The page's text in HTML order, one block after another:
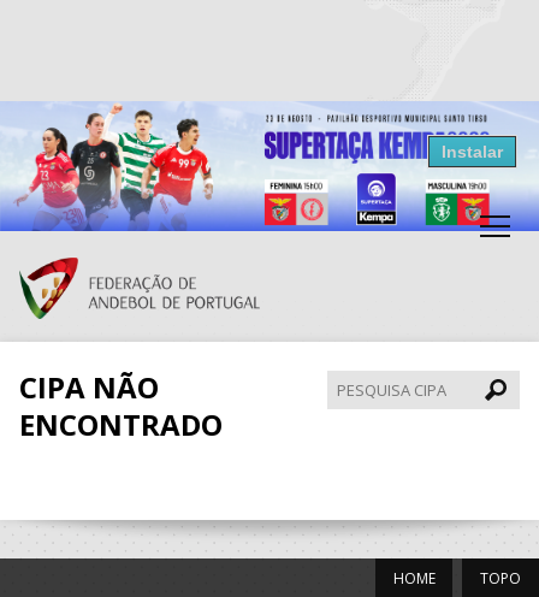
Resultados Andebol
Federação de Andebol de Portugal
Grátis - Disponivel na Play Store
Instalar
CIPA NÃO
ENCONTRADO
CIPA
TOPO
HOME